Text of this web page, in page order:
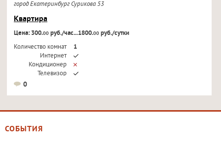
город Екатеринбург Сурикова 53
Квартира
Цена: 300.00руб./час...1800.00руб./сутки
Количество комнат
1
Интернет
Кондиционер
Телевизор
0
СОБЫТИЯ